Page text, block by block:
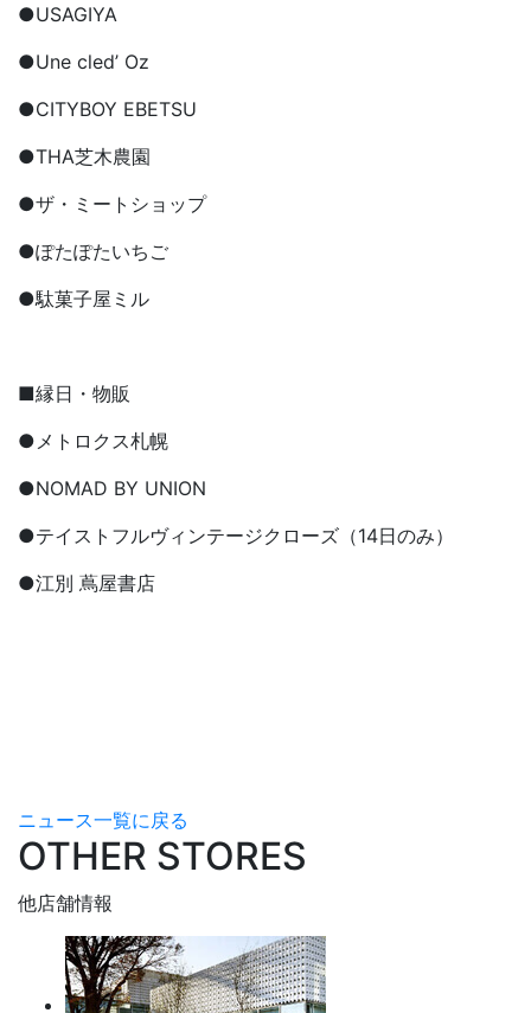
●USAGIYA
●Une cled’ Oz
●CITYBOY EBETSU
●THA芝木農園
●ザ・ミートショップ
●ぽたぽたいちご
●駄菓子屋ミル
■縁日・物販
●メトロクス札幌
●NOMAD BY UNION
●テイストフルヴィンテージクローズ（14日のみ）
●江別 蔦屋書店
ニュース一覧に戻る
OTHER STORES
他店舗情報